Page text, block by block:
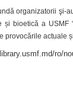
organizatorii şi-
și bioetică a USMF
provocările actuale
ro/